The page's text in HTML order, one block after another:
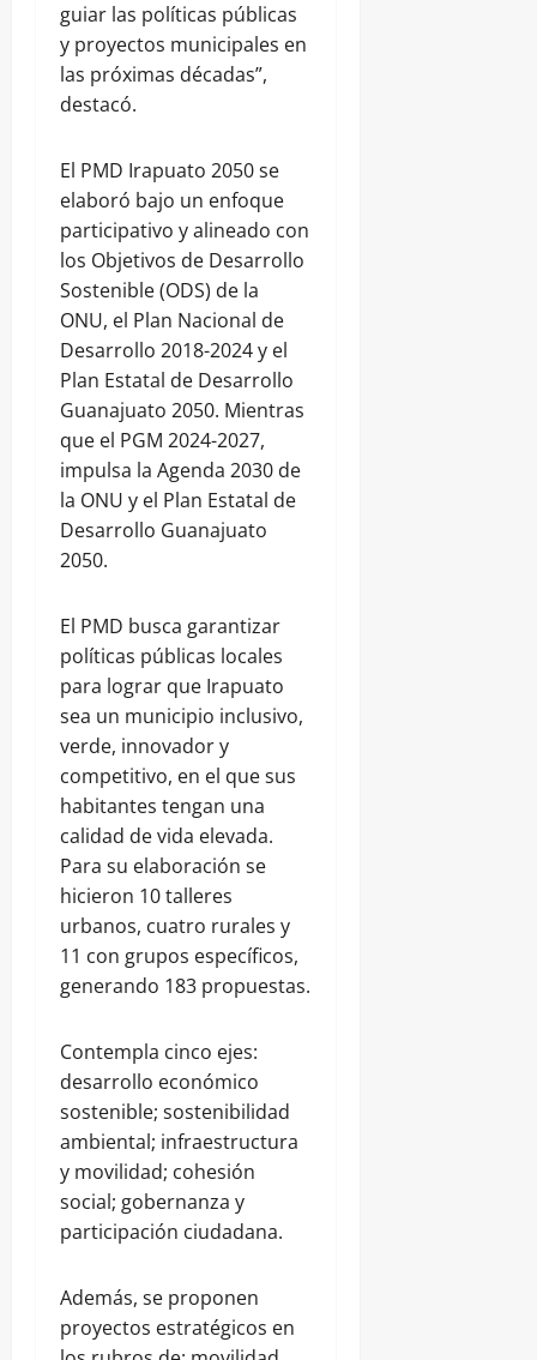
guiar las políticas públicas
y proyectos municipales en
las próximas décadas”,
destacó.
El PMD Irapuato 2050 se
elaboró bajo un enfoque
participativo y alineado con
los Objetivos de Desarrollo
Sostenible (ODS) de la
ONU, el Plan Nacional de
Desarrollo 2018-2024 y el
Plan Estatal de Desarrollo
Guanajuato 2050. Mientras
que el PGM 2024-2027,
impulsa la Agenda 2030 de
la ONU y el Plan Estatal de
Desarrollo Guanajuato
2050.
El PMD busca garantizar
políticas públicas locales
para lograr que Irapuato
sea un municipio inclusivo,
verde, innovador y
competitivo, en el que sus
habitantes tengan una
calidad de vida elevada.
Para su elaboración se
hicieron 10 talleres
urbanos, cuatro rurales y
11 con grupos específicos,
generando 183 propuestas.
Contempla cinco ejes:
desarrollo económico
sostenible; sostenibilidad
ambiental; infraestructura
y movilidad; cohesión
social; gobernanza y
participación ciudadana.
Además, se proponen
proyectos estratégicos en